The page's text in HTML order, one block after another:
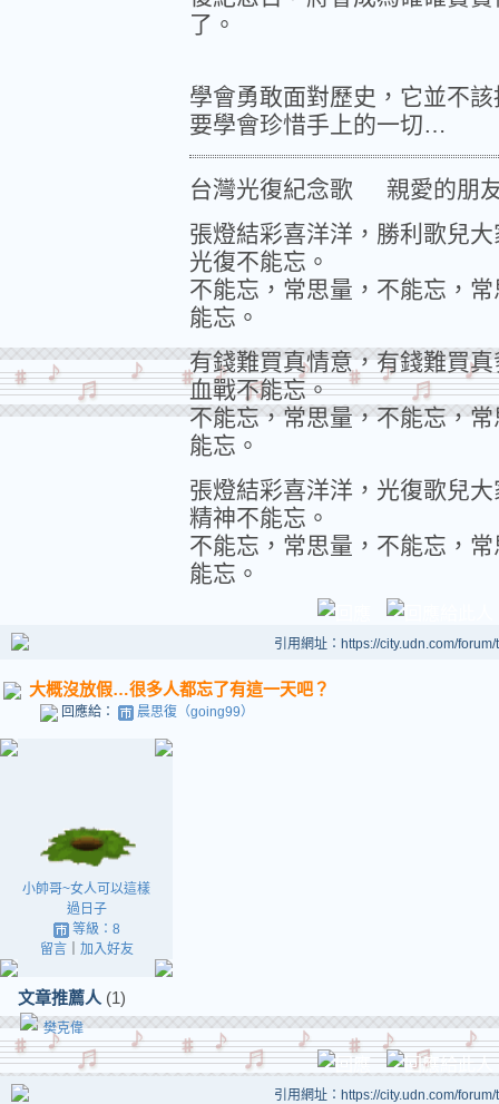
了。
學會勇敢面對歷史，它並不
要學會珍惜手上的一切…
台灣光復紀念歌 親愛的朋
張燈結彩喜洋洋，勝利歌兒
光復不能忘。
不能忘，常思量，不能忘，
能忘。
有錢難買真情意，有錢難買
血戰不能忘。
不能忘，常思量，不能忘，
能忘。
張燈結彩喜洋洋，光復歌兒
精神不能忘。
不能忘，常思量，不能忘，
能忘。
引用網址：https://city.udn.com/
大概沒放假…很多人都忘了有這一天吧？
回應給： 晨思復（going99）
小帥哥~女人可以這樣
過日子
等級：8
留言｜ 加入好友
文章推薦人 (1)
樊克偉
引用網址：https://city.udn.com/